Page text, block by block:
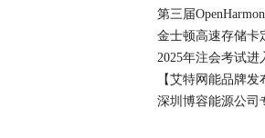
第三届
金士顿高速存储卡
2025年注会考试进
【艾特网能品牌
深圳博容能源公司